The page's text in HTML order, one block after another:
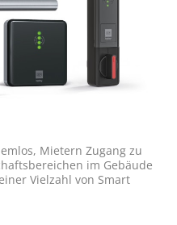
Mietern Zugang zu
im Gebäude
Vielzahl von Smart